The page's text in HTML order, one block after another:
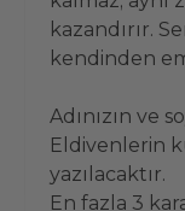
kazandırır.
kendinden
Adınızın ve
Eldivenlerin
yazılacaktır.
En fazla 3